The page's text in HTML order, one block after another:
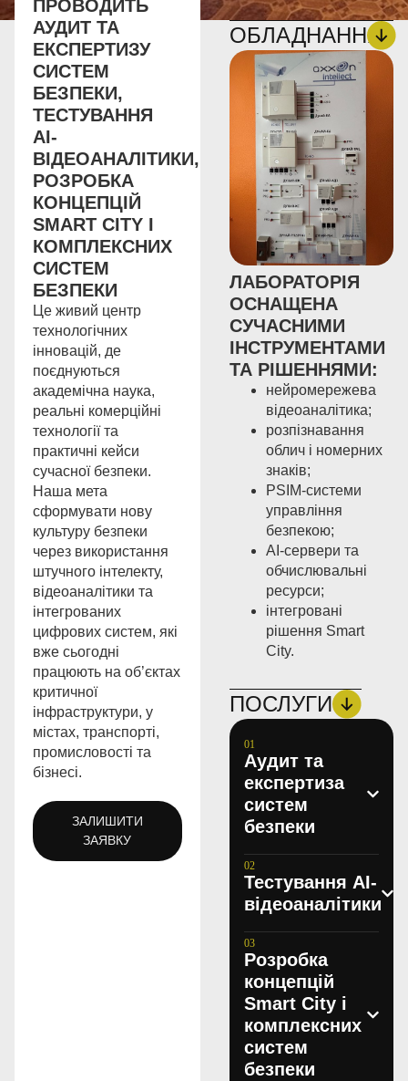
ПРОВОДИТЬ
АУДИТ ТА
ЕКСПЕРТИЗУ
СИСТЕМ
БЕЗПЕКИ,
ТЕСТУВАННЯ
AI-
ВІДЕОАНАЛІТИКИ,
РОЗРОБКА
КОНЦЕПЦІЙ
SMART CITY І
КОМПЛЕКСНИХ
СИСТЕМ
БЕЗПЕКИ
Це живий центр
технологічних
інновацій, де
поєднуються
академічна наука,
реальні комерційні
технології та
практичні кейси
сучасної безпеки.
Наша мета
сформувати нову
культуру безпеки
через використання
штучного інтелекту,
відеоаналітики та
інтегрованих
цифрових систем, які
вже сьогодні
працюють на об’єктах
критичної
інфраструктури, у
містах, транспорті,
промисловості та
бізнесі.
ЗАЛИШИТИ
ЗАЯВКУ
ОБЛАДНАННЯ
ЛАБОРАТОРІЯ
ОСНАЩЕНА
СУЧАСНИМИ
ІНСТРУМЕНТАМИ
ТА РІШЕННЯМИ:
нейромережева
відеоаналітика;
розпізнавання
облич і номерних
знаків;
PSIM-системи
управління
безпекою;
AI-сервери та
обчислювальні
ресурси;
інтегровані
рішення Smart
City.
ПОСЛУГИ
Аудит та
експертиза
систем
безпеки
Тестування AI-
відеоаналітики
Розробка
концепцій
Smart City і
комплексних
систем
безпеки